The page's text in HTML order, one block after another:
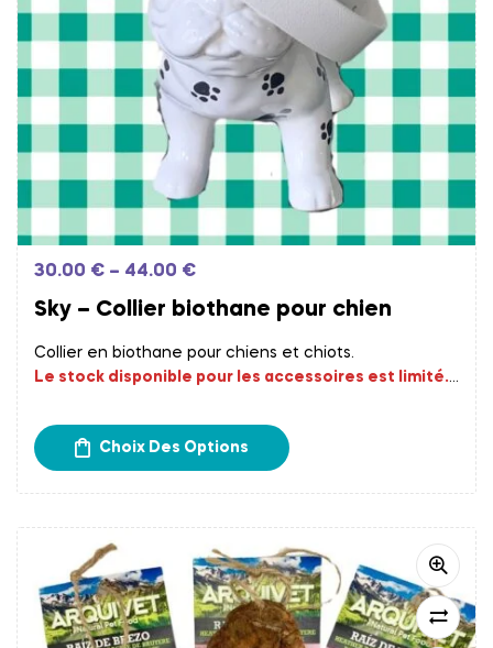
30.00 € – 44.00 €
Sky – Collier biothane pour chien
Collier en biothane pour chiens et chiots.
Le stock disponible pour les accessoires est limité.
chaque début de semaine.Un délai de 15 à 20 jours
est donc à prévoir avant la réception de votre
commande.
Frais d’expédition calculés à l’étape du paiement.
Choix Des Options